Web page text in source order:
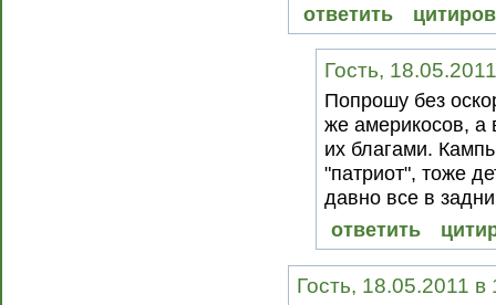
ответить
Гость,
Попрошу без
же америкосов, а
их благами.
"патриот", тоже
давно все в
ответить
Гость, 18.05.2011 в